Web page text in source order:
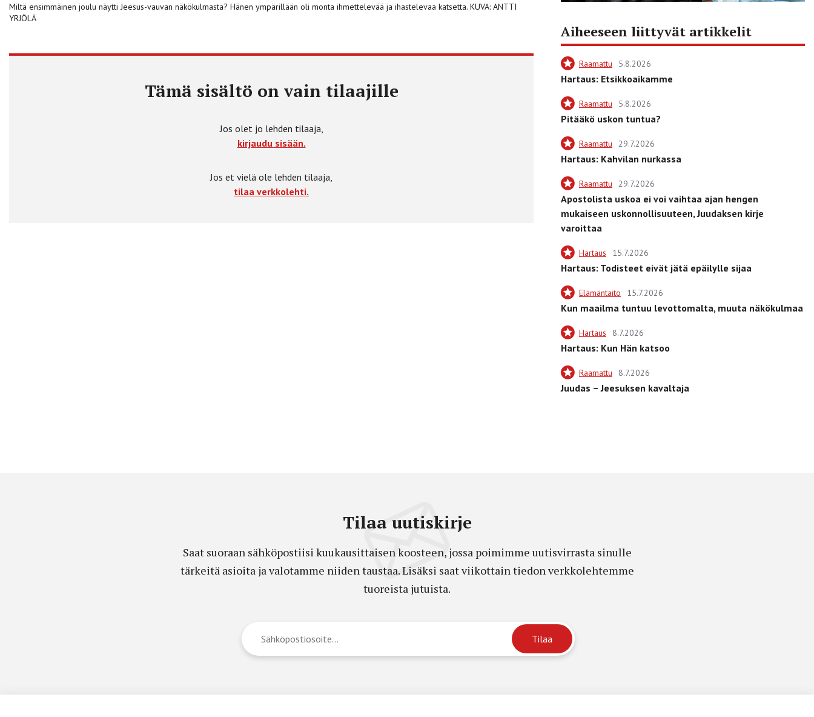
Miltä ensimmäinen joulu näytti Jeesus-vauvan näkökulmasta? Hänen ympärillään oli monta ihmettelevää ja ihastelevaa katsetta. KUVA: ANTTI
YRJÖLÄ
Tämä sisältö on vain tilaajille
Jos olet jo lehden tilaaja,
kirjaudu sisään.
Jos et vielä ole lehden tilaaja,
tilaa verkkolehti.
Aiheeseen liittyvät artikkelit
Raamattu 5.8.2026
Hartaus: Etsikkoaikamme
Raamattu 5.8.2026
Pitääkö uskon tuntua?
Raamattu 29.7.2026
Hartaus: Kahvilan nurkassa
Raamattu 29.7.2026
Apostolista uskoa ei voi vaihtaa ajan hengen
mukaiseen uskonnollisuuteen, Juudaksen kirje
varoittaa
Hartaus 15.7.2026
Hartaus: Todisteet eivät jätä epäilylle sijaa
Elämäntaito 15.7.2026
Kun maailma tuntuu levottomalta, muuta näkökulmaa
Hartaus 8.7.2026
Hartaus: Kun Hän katsoo
Raamattu 8.7.2026
Juudas – Jeesuksen kavaltaja
Tilaa uutiskirje
Saat suoraan sähköpostiisi kuukausittaisen koosteen, jossa poimimme uutisvirrasta sinulle
tärkeitä asioita ja valotamme niiden taustaa. Lisäksi saat viikottain tiedon verkkolehtemme
tuoreista jutuista.